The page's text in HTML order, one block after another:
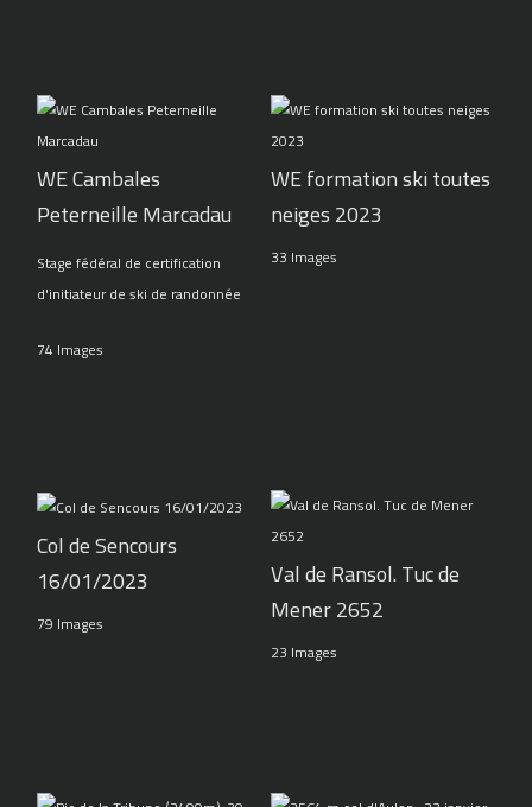
WE Cambales
Peterneille Marcadau
Stage fédéral de certification
d'initiateur de ski de randonnée
74 Images
WE formation ski toutes
neiges 2023
33 Images
Col de Sencours
16/01/2023
79 Images
Val de Ransol. Tuc de
Mener 2652
23 Images